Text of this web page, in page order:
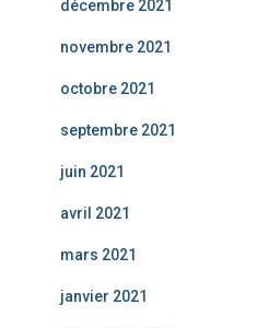
décembre 2021
novembre 2021
octobre 2021
septembre 2021
juin 2021
avril 2021
mars 2021
janvier 2021